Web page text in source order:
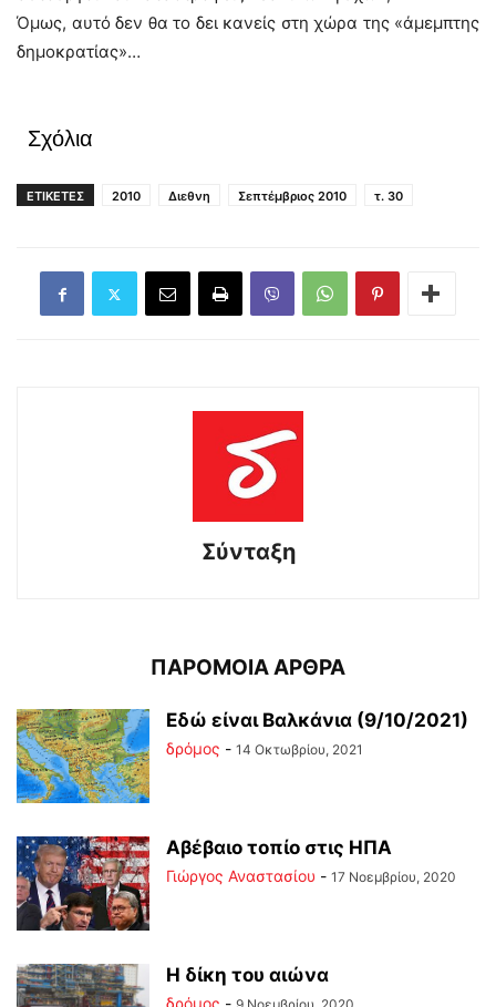
Όμως, αυτό δεν θα το δει κανείς στη χώρα της «άμεμπτης
δημοκρατίας»…
Σχόλια
ΕΤΙΚΕΤΕΣ 2010 Διεθνη Σεπτέμβριος 2010 τ. 30
Σύνταξη
ΠΑΡΟΜΟΙΑ ΑΡΘΡΑ
Εδώ είναι Βαλκάνια (9/10/2021)
δρόμος - 14 Οκτωβρίου, 2021
Αβέβαιο τοπίο στις ΗΠΑ
Γιώργος Αναστασίου - 17 Νοεμβρίου, 2020
Η δίκη του αιώνα
δρόμος -